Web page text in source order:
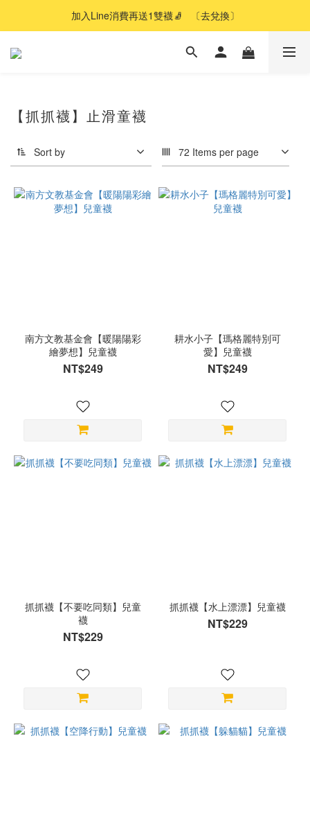
加入Line消費再送1雙襪🧦   〔去兌換〕
【抓抓襪】止滑童襪
Sort by 72 Items per page
南方文教基金會【暖陽陽彩
繪夢想】兒童襪
NT$249
耕水小子【瑪格麗特別可
愛】兒童襪
NT$249
抓抓襪【不要吃同類】兒童
襪
NT$229
抓抓襪【水上漂漂】兒童襪
NT$229